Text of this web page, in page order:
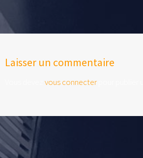
Laisser un commentaire
vous connecter